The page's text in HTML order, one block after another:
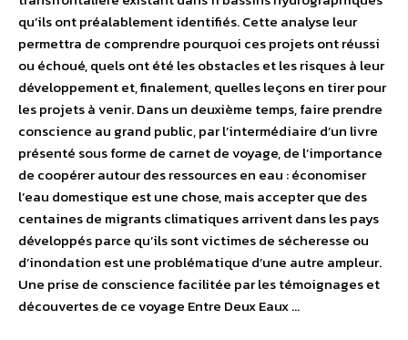
qu’ils ont préalablement identifiés. Cette analyse leur
permettra de comprendre pourquoi ces projets ont réussi
ou échoué, quels ont été les obstacles et les risques à leur
développement et, finalement, quelles leçons en tirer pour
les projets à venir. Dans un deuxième temps, faire prendre
conscience au grand public, par l’intermédiaire d’un livre
présenté sous forme de carnet de voyage, de l’importance
de coopérer autour des ressources en eau : économiser
l’eau domestique est une chose, mais accepter que des
centaines de migrants climatiques arrivent dans les pays
développés parce qu’ils sont victimes de sécheresse ou
d’inondation est une problématique d’une autre ampleur.
Une prise de conscience facilitée par les témoignages et
découvertes de ce voyage Entre Deux Eaux …